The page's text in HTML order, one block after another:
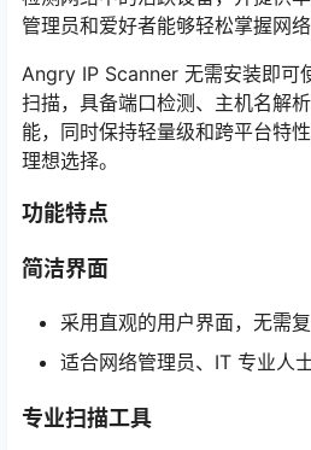
管理员和爱好者能够轻松掌握网络
Angry IP Scanner 无需安装即可
扫描，具备端口检测、主机名解
能，同时保持轻量级和跨平台特
理想选择。
功能特点
简洁界面
采用直观的用户界面，无需
适合网络管理员、IT 专业人
专业扫描工具